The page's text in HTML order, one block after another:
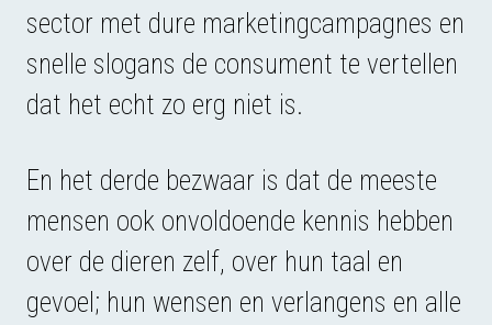
sector met dure marketingcampagnes en
snelle slogans de consument te vertellen
dat het echt zo erg niet is.
En het derde bezwaar is dat de meeste
mensen ook onvoldoende kennis hebben
over de dieren zelf, over hun taal en
gevoel; hun wensen en verlangens en alle